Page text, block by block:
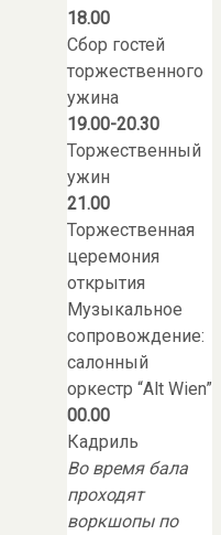
18.00
Сбор гостей
торжественного
ужина
19.00-20.30
Торжественный
ужин
21.00
Торжественная
церемония
открытия
Музыкальное
сопровождение:
салонный
оркестр “Alt Wien”
00.00
Кадриль
Во время бала
проходят
воркшопы по